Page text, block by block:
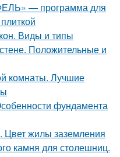
— программа для
Виды и типы
Положительные и
комнаты. Лучшие
фундамента
Цвет жилы заземления
камня для столешниц.